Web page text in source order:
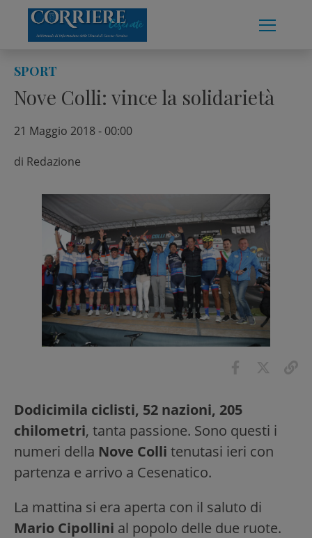
content
SPORT
Nove Colli: vince la solidarietà
21 Maggio 2018 - 00:00
di Redazione
Dodicimila ciclisti, 52 nazioni, 205
chilometri, tanta passione. Sono questi i
numeri della Nove Colli tenutasi ieri con
partenza e arrivo a Cesenatico.
La mattina si era aperta con il saluto di
Mario Cipollini al popolo delle due ruote.